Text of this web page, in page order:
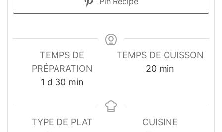
TEMPS DE
PRÉPARATION
1 day
d 30minutes
min
TEMPS DE CUISSON
20minutes
min
TYPE DE PLAT
CUISINE